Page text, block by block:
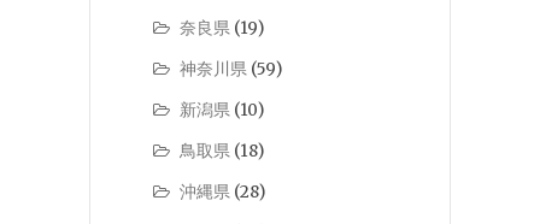
奈良県 (19)
神奈川県 (59)
新潟県 (10)
鳥取県 (18)
沖縄県 (28)